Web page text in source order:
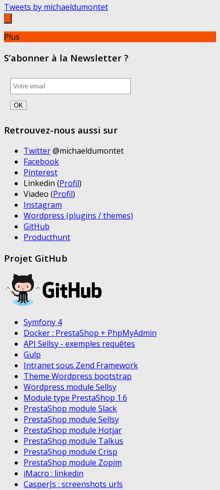
Tweets by michaeldumontet
Plus
S’abonner à la Newsletter ?
Retrouvez-nous aussi sur
Twitter@michaeldumontet
Facebook
Pinterest
Linkedin (Profil)
Viadeo (Profil)
Instagram
Wordpress (plugins / themes)
GitHub
Producthunt
Projet GitHub
Symfony 4
Docker : PrestaShop + PhpMyAdmin
API Sellsy - exemples requêtes
Gulp
Intranet sous Zend Framework
Theme Wordpress bootstrap
Wordpress module Sellsy
Module type PrestaShop 1.6
PrestaShop module Slack
PrestaShop module Sellsy
PrestaShop module Hotjar
PrestaShop module Talkus
PrestaShop module Crisp
PrestaShop module Zopim
iMacro : linkedin
CasperJs : screenshots urls